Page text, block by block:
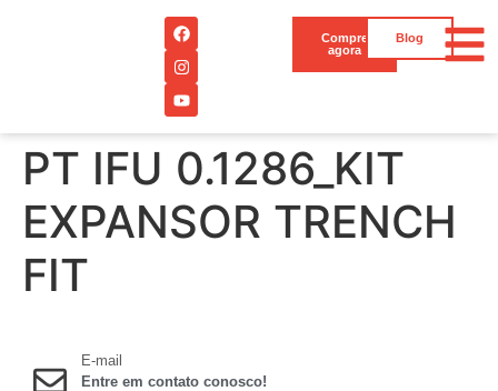
Compre
agora
Blog
PT IFU 0.1286_KIT
EXPANSOR TRENCH
FIT
E-mail
Entre em contato conosco!